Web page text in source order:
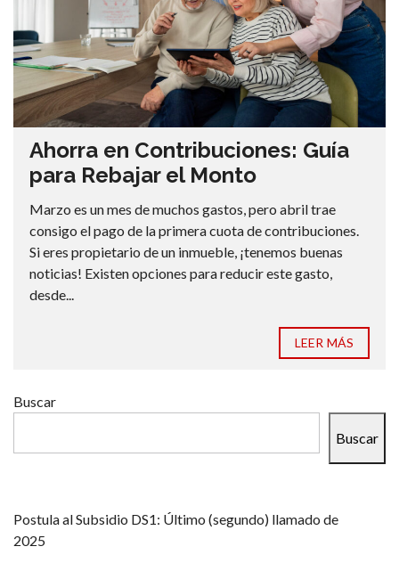
Ahorra en Contribuciones: Guía
para Rebajar el Monto
Marzo es un mes de muchos gastos, pero abril trae
consigo el pago de la primera cuota de contribuciones.
Si eres propietario de un inmueble, ¡tenemos buenas
noticias! Existen opciones para reducir este gasto,
desde...
LEER MÁS
Buscar
Buscar
Postula al Subsidio DS1: Último (segundo) llamado de
2025